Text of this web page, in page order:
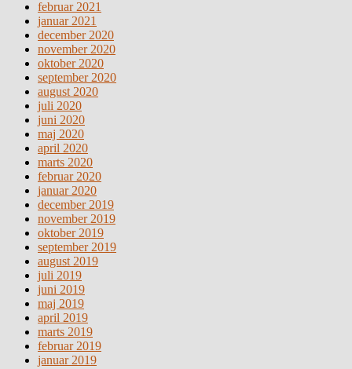
februar 2021
januar 2021
december 2020
november 2020
oktober 2020
september 2020
august 2020
juli 2020
juni 2020
maj 2020
april 2020
marts 2020
februar 2020
januar 2020
december 2019
november 2019
oktober 2019
september 2019
august 2019
juli 2019
juni 2019
maj 2019
april 2019
marts 2019
februar 2019
januar 2019